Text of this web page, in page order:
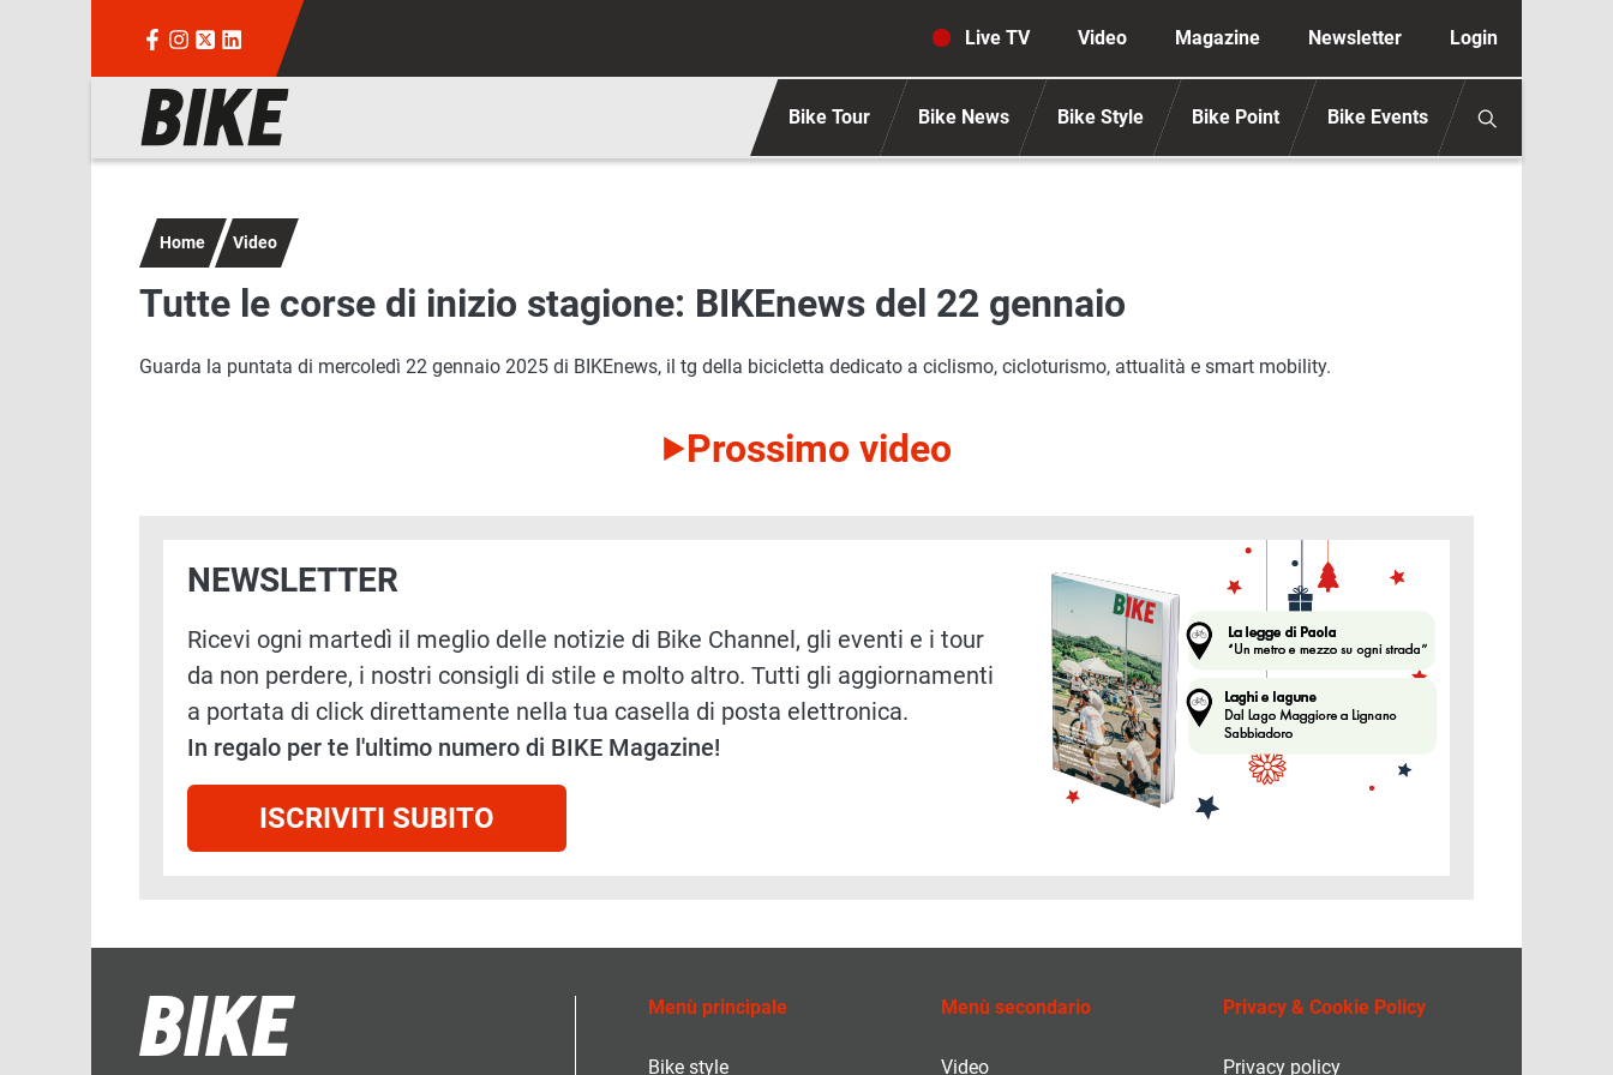
Navigazione secondaria anonimo
Live TV Video Magazine Newsletter Login
Navigazione principale Bike Tour Bike News Bike Style Bike Point Bike Events
Home Video
Tutte le corse di inizio stagione: BIKEnews del 22 gennaio
Guarda la puntata di mercoledì 22 gennaio 2025 di BIKEnews, il tg della bicicletta dedicato a ciclismo, cicloturismo, attualità e smart mobility.
Prossimo video
NEWSLETTER
Ricevi ogni martedì il meglio delle notizie di Bike Channel, gli eventi e i tour
da non perdere, i nostri consigli di stile e molto altro. Tutti gli aggiornamenti
a portata di click direttamente nella tua casella di posta elettronica.
In regalo per te l'ultimo numero di BIKE Magazine!
ISCRIVITI SUBITO
Menù principale
Bike style
Menù secondario
Video
Privacy & Cookie Policy
Privacy policy